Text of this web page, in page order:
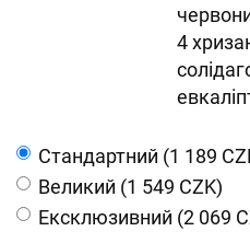
4
Cтандартний (1 189
Великий (1 549 CZK)
Ексклюзивний (2 069